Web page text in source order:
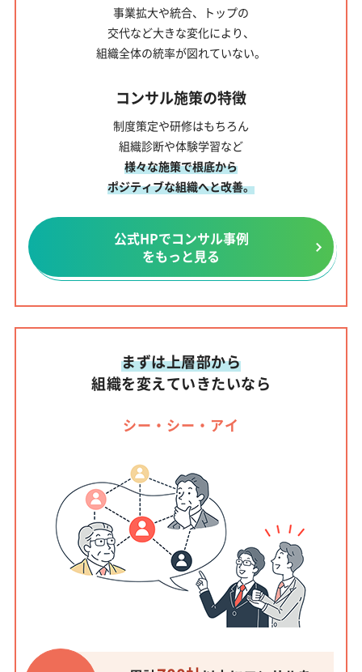
事業拡大や統合、トップの
交代など大きな変化により、
組織全体の統率が図れていない。
コンサル施策の特徴
制度策定や研修はもちろん
組織診断や体験学習など
様々な施策で根底から
ポジティブな組織へと改善。
公式HPでコンサル事例
をもっと見る
まずは上層部から
組織を変えていきたいなら
シー・シー・アイ